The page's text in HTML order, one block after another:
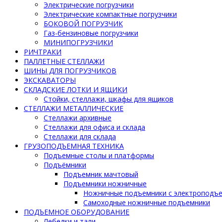
Электрические погрузчики
Электрические компактные погрузчики
БОКОВОЙ ПОГРУЗЧИК
Газ-бензиновые погрузчики
МИНИПОГРУЗЧИКИ
РИЧТРАКИ
ПАЛЛЕТНЫЕ СТЕЛЛАЖИ
ШИНЫ ДЛЯ ПОГРУЗЧИКОВ
ЭКСКАВАТОРЫ
СКЛАДСКИЕ ЛОТКИ И ЯЩИКИ
Стойки, стеллажи, шкафы для ящиков
СТЕЛЛАЖИ МЕТАЛЛИЧЕСКИЕ
Стеллажи архивные
Стеллажи для офиса и склада
Стеллажи для склада
ГРУЗОПОДЪЕМНАЯ ТЕХНИКА
Подъемные столы и платформы
Подъёмники
Подъемник мачтовый
Подъемники ножничные
Ножничные подъемники с
Самоходные ножничные подъемники
ПОДЪЕМНОЕ ОБОРУДОВАНИЕ